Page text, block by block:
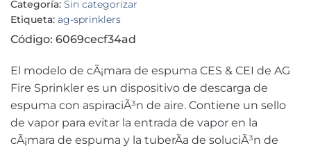
Categoría: Sin categorizar
Etiqueta: ag-sprinklers
Código: 6069cecf34ad
El modelo de cÃ¡mara de espuma CES & CEI de AG
Fire Sprinkler es un dispositivo de descarga de
espuma con aspiraciÃ³n de aire. Contiene un sello
de vapor para evitar la entrada de vapor en la
cÃ¡mara de espuma y la tuberÃ­a de soluciÃ³n de